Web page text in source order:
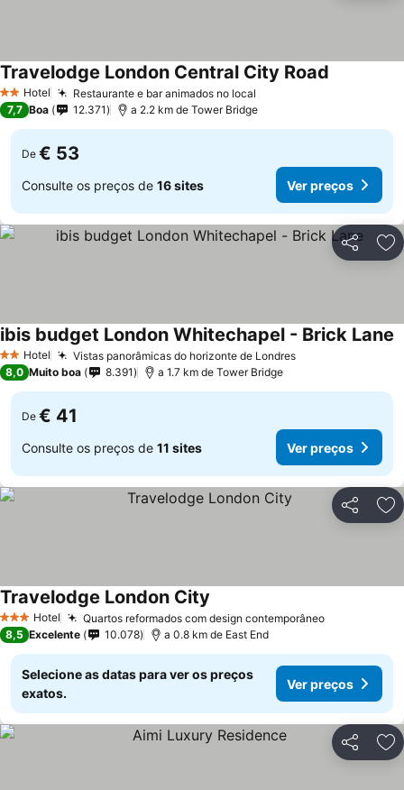
2 Estrelas
Hotel Restaurante e bar animados no local
Travelodge London Central City Road
7,7 Boa 12.371 a 2.2 km de Tower Bridge
De € 53
Consulte os preços de 16 sites Ver preços
Partilhar
2 Estrelas
Hotel Vistas panorâmicas do horizonte de LondresVer preços
ibis budget London Whitechapel - Brick Lane
8,0 Muito boa 8.391 a 1.7 km de Tower Bridge
De € 41
Consulte os preços de 11 sites Ver preços
Partilhar
3 EstrelasHotel Quartos reformados com design contemporâneoVer preços
Travelodge London City
8,5 Excelente 10.078 a 0.8 km de East End
Selecione as datas para ver os preços
exatos.
Ver preços
Partilhar